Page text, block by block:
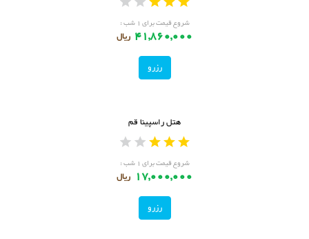
شروع قیمت برای ۱ شب :
41,860,000 ریال
رزرو
هتل راسپینا قم
شروع قیمت برای ۱ شب :
17,000,000 ریال
رزرو